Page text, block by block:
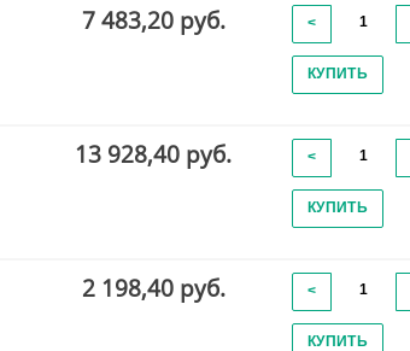
7 483,20 руб. <
КУПИТЬ
13 928,40 руб. <
КУПИТЬ
2 198,40 руб. <
КУПИТЬ